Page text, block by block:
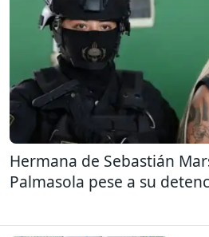
Hermana de Sebastián
Palmasola pese a su